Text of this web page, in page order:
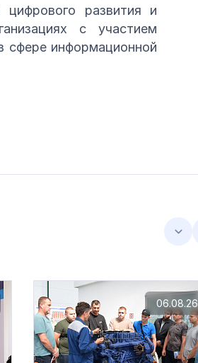
развития и
с участием
сфере информационной
06.08.26